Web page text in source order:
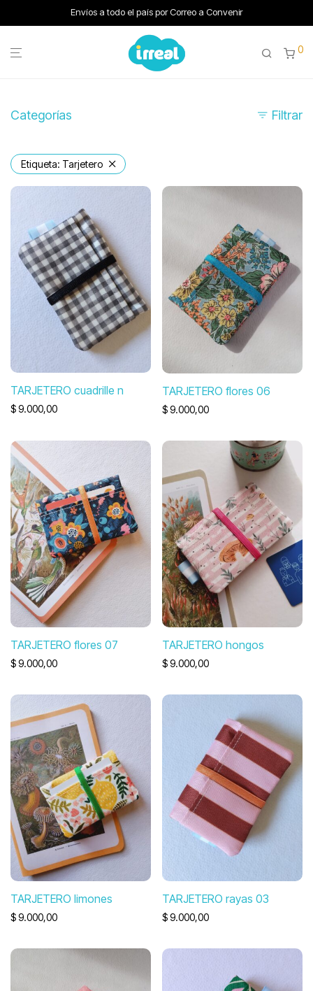
Envíos a todo el país por Correo a Convenir
0
Categorías Filtrar
Etiqueta: Tarjetero
TARJETERO cuadrille n
$9.000,00
TARJETERO flores 06
$9.000,00
TARJETERO flores 07
$9.000,00
TARJETERO hongos
$9.000,00
TARJETERO limones
$9.000,00
TARJETERO rayas 03
$9.000,00